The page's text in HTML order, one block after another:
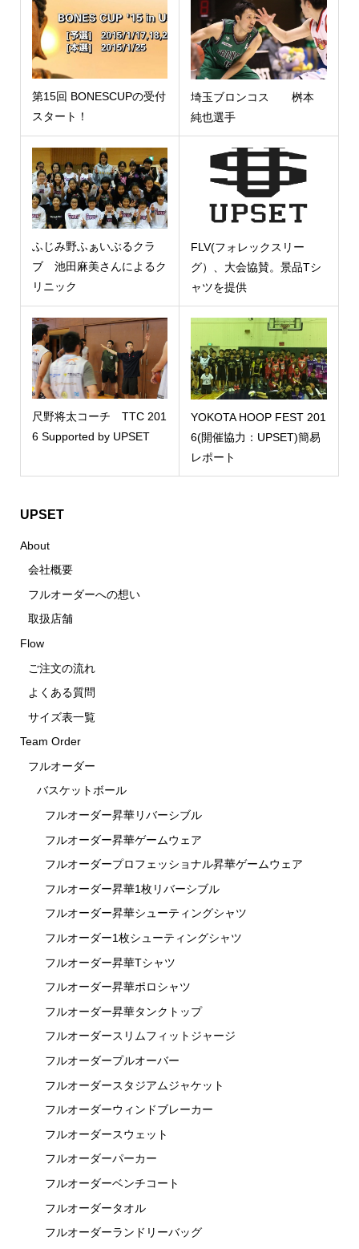
第15回 BONESCUPの受付
スタート！
埼玉ブロンコス 桝本
純也選手
ふじみ野ふぁいぶるクラ
ブ 池田麻美さんによるク
リニック
FLV(フォレックスリー
グ）、大会協賛。景品Tシ
ャツを提供
尺野将太コーチ TTC 201
6 Supported by UPSET
YOKOTA HOOP FEST 201
6(開催協力：UPSET)簡易
レポート
UPSET
About
会社概要
フルオーダーへの想い
取扱店舗
Flow
ご注文の流れ
よくある質問
サイズ表一覧
Team Order
フルオーダー
バスケットボール
フルオーダー昇華リバーシブル
フルオーダー昇華ゲームウェア
フルオーダープロフェッショナル昇華ゲームウェア
フルオーダー昇華1枚リバーシブル
フルオーダー昇華シューティングシャツ
フルオーダー1枚シューティングシャツ
フルオーダー昇華Tシャツ
フルオーダー昇華ポロシャツ
フルオーダー昇華タンクトップ
フルオーダースリムフィットジャージ
フルオーダープルオーバー
フルオーダースタジアムジャケット
フルオーダーウィンドブレーカー
フルオーダースウェット
フルオーダーパーカー
フルオーダーベンチコート
フルオーダータオル
フルオーダーランドリーバッグ